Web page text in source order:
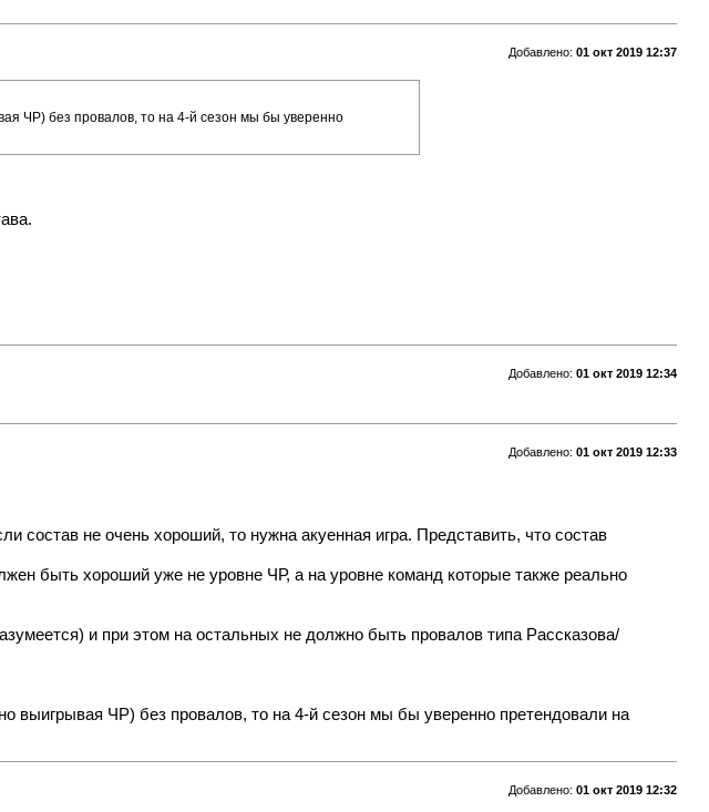
Добавлено: 01 окт 2019 12:37
ЧР) без провалов, то на 4-й сезон мы бы уверенно
Добавлено: 01 окт 2019 12:34
Добавлено: 01 окт 2019 12:33
состав не очень хороший, то нужна акуенная игра. Представить, что состав
быть хороший уже не уровне ЧР, а на уровне команд которые также реально
и при этом на остальных не должно быть провалов типа Рассказова/
выигрывая ЧР) без провалов, то на 4-й сезон мы бы уверенно претендовали на
Добавлено: 01 окт 2019 12:32